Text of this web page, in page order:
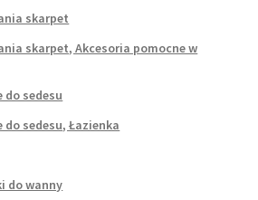
skarpet
skarpet, Akcesoria pomocne w
do sedesu
do sedesu, Łazienka
do wanny